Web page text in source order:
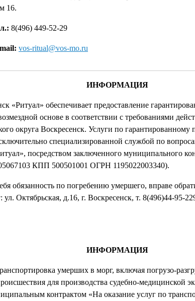
16.
8(496) 449-52-29
vos-ritual@vos-mo.ru
ИНФОРМАЦИЯ
«Ритуал» обеспечивает предоставление
основе в соответствии с требованиями
округа Воскресенск. Услуги по гарантированному
специализированной службой по
посредством заключенного муниципального
КПП 500501001 ОГРН 1195022003340).
обязанность по погребению умершего, вправе
ул. Октябрьская, д.16, г. Воскресенск, т. 8(496)44-95-
ИНФОРМАЦИЯ
умерших в морг, включая погрузо-
для производства судебно-медицинской
контрактом «На оказание услуг по